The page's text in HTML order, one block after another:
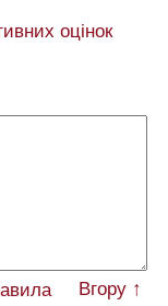
оцінок
Вгору ↑